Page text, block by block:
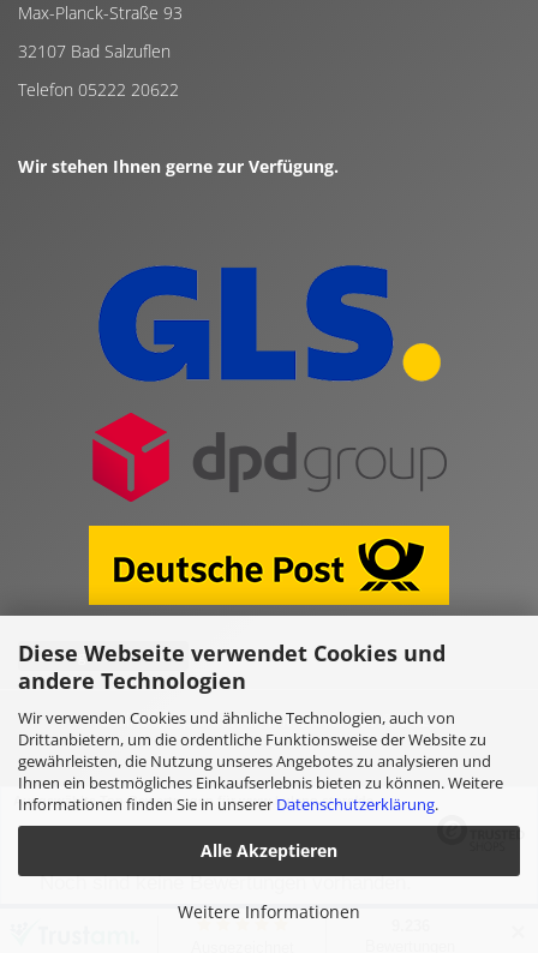
Diese Webseite verwendet Cookies und
andere Technologien
Wir verwenden Cookies und ähnliche Technologien, auch von
Drittanbietern, um die ordentliche Funktionsweise der Website zu
gewährleisten, die Nutzung unseres Angebotes zu analysieren und
Ihnen ein bestmögliches Einkaufserlebnis bieten zu können. Weitere
Informationen finden Sie in unserer Datenschutzerklärung.
Alle Akzeptieren
Weitere Informationen
Max-Planck-Straße 93
32107 Bad Salzuflen
Telefon 05222 20622
Wir stehen Ihnen gerne zur Verfügung.
Vertrag widerrufen
Online Shop erstellenmit Gambio.de © 2026
Ausgewählte Top-Bewertungen für www.kulano.store/de
Noch sind keine Bewertungen vorhanden.